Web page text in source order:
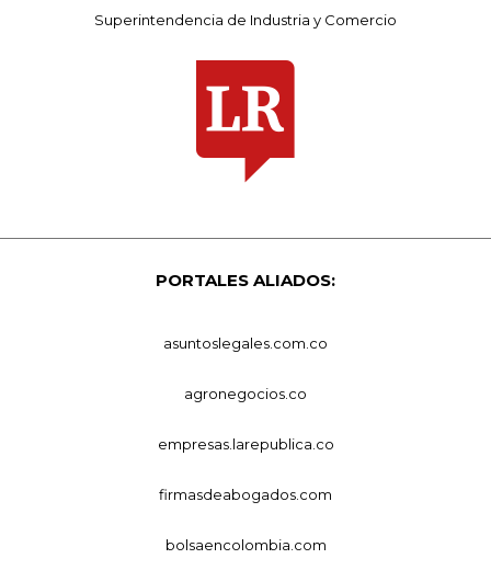
Superintendencia de Industria y Comercio
PORTALES ALIADOS:
asuntoslegales.com.co
agronegocios.co
empresas.larepublica.co
firmasdeabogados.com
bolsaencolombia.com